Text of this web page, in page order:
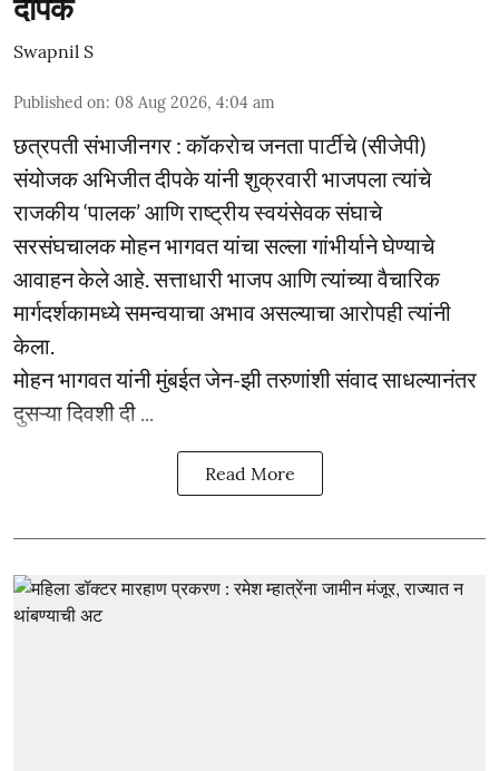
दीपके
Swapnil S
Published on: 08 Aug 2026, 4:04 am
छत्रपती संभाजीनगर : कॉकराेच जनता पार्टीचे (सीजेपी)
संयोजक अभिजीत दीपके यांनी शुक्रवारी भाजपला त्यांचे
राजकीय ‘पालक’ आणि राष्ट्रीय स्वयंसेवक संघाचे
सरसंघचालक मोहन भागवत यांचा सल्ला गांभीर्याने घेण्याचे
आवाहन केले आहे. सत्ताधारी भाजप आणि त्यांच्या वैचारिक
मार्गदर्शकामध्ये समन्वयाचा अभाव असल्याचा आरोपही त्यांनी
केला.
मोहन भागवत यांनी मुंबईत जेन-झी तरुणांशी संवाद साधल्यानंतर
दुसऱ्या दिवशी दी ...
Read More